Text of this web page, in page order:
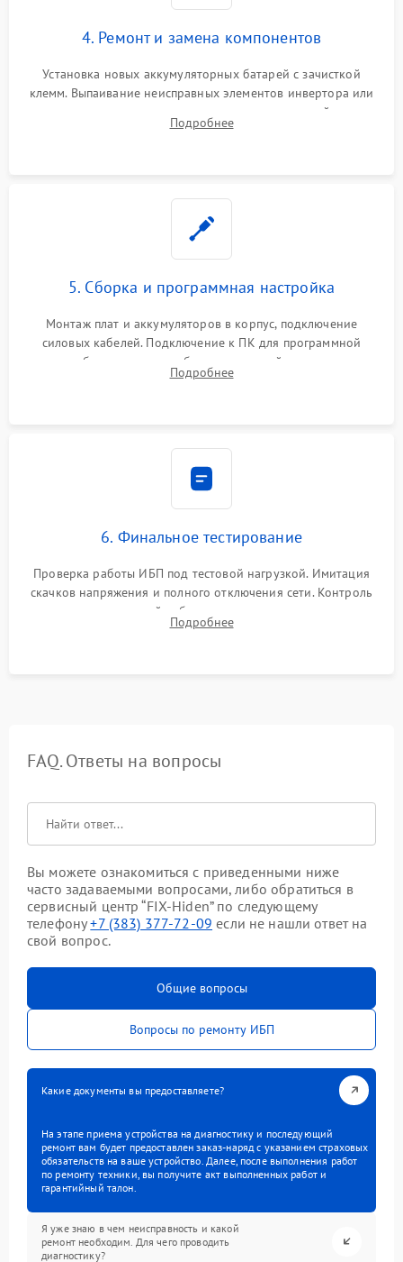
4. Ремонт и замена компонентов
Установка новых аккумуляторных батарей с зачисткой
клемм. Выпаивание неисправных элементов инвертора или
цепи зарядки и монтаж новых радиодеталей.
Восстановление поврежденных токоведущих дорожек и
Подробнее
5. Сборка и программная настройка
Монтаж плат и аккумуляторов в корпус, подключение
силовых кабелей. Подключение к ПК для программной
калибровки констант батареи, настройки порогов
срабатывания AVR и сброса счетчиков старения АКБ.
Подробнее
6. Финальное тестирование
Проверка работы ИБП под тестовой нагрузкой. Имитация
скачков напряжения и полного отключения сети. Контроль
времени автономной работы, температурного режима и
корректности формы выходного сигнала.
Подробнее
FAQ. Ответы на вопросы
Вы можете ознакомиться с приведенными ниже
часто задаваемыми вопросами, либо обратиться в
сервисный центр “FIX-Hiden” по следующему
телефону+7 (383) 377-72-09 если не нашли ответ на
свой вопрос.
Общие вопросы
Вопросы по ремонту ИБП
Какие документы вы предоставляете?
На этапе приема устройства на диагностику и последующий
ремонт вам будет предоставлен заказ-наряд с указанием страховых
обязательств на ваше устройство. Далее, после выполнения работ
по ремонту техники, вы получите акт выполненных работ и
гарантийный талон.
Я уже знаю в чем неисправность и какой
ремонт необходим. Для чего проводить
диагностику?